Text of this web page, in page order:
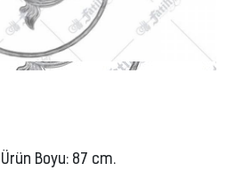
Ürün Boyu: 87 cm.